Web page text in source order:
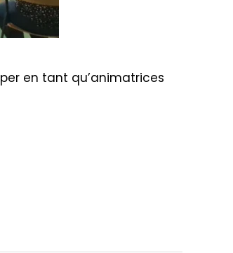
en tant qu’animatrices